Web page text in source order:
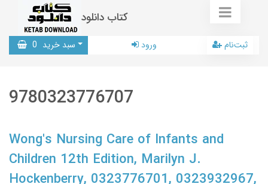
کتاب دانلود
سبد خرید 0 ورود ثبت‌نام
9780323776707
Wong's Nursing Care of Infants and
Children 12th Edition, Marilyn J.
Hockenberry, 0323776701, 0323932967,